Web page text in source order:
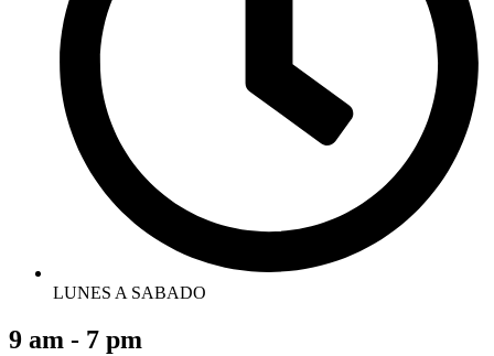
LUNES A SABADO
9 am - 7 pm